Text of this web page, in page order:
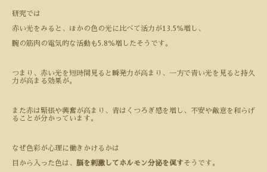
研究では
赤い光をみると、ほかの色の光に比べて活力が13.5％増し、
腕の筋肉の電気的な活動も5.8％増したそうです。
つまり、赤い光を短時間見ると瞬発力が高まり、一方で青い光を見ると持久
力が高まる効果が。
また赤は緊張や興奮が高まり、青はくつろぎ感を増し、不安や敵意を和らげ
ることが分かっています。
なぜ色彩が心理に働きかけるかは
目から入った色は、 脳を刺激してホルモン分泌を促すそうです。